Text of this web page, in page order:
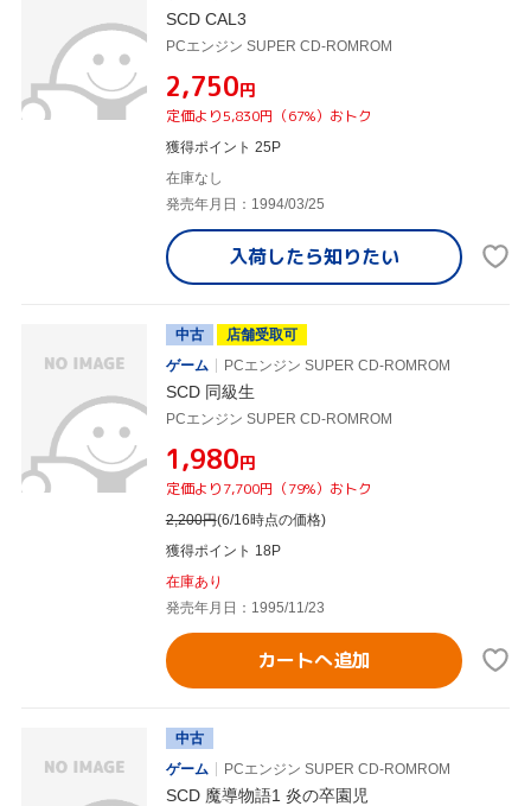
SCD CAL3
PCエンジン SUPER CD-ROMROM
¥2,750円
定価より5,830円（67%）おトク
獲得ポイント 25P
在庫なし
発売年月日：1994/03/25
入荷したら知りたい
中古
店舗受取可
ゲーム
PCエンジン SUPER CD-ROMROM
SCD 同級生
PCエンジン SUPER CD-ROMROM
¥1,980円
定価より7,700円（79%）おトク
2,200円(6/16時点の価格)
獲得ポイント 18P
在庫あり
発売年月日：1995/11/23
カートへ追加
中古
ゲーム
PCエンジン SUPER CD-ROMROM
SCD 魔導物語1 炎の卒園児